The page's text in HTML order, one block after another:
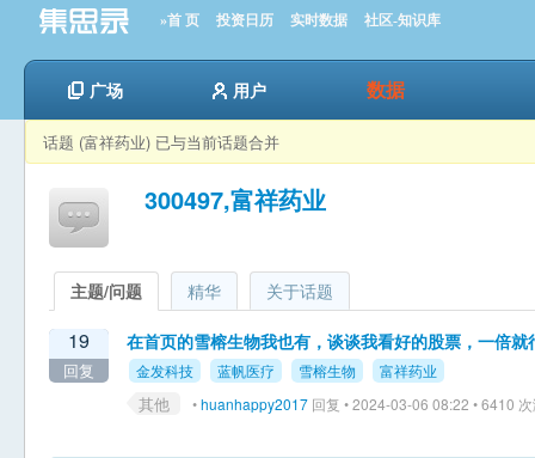
»首 页 投资日历 实时数据 社区-知识库
广场 用户 数据
话题 (富祥药业) 已与当前话题合并
300497,富祥药业
主题/问题 精华 关于话题
19
回复
在首页的雪榕生物我也有，谈谈我看好的股票，一倍就
金发科技 蓝帆医疗 雪榕生物 富祥药业
其他 •huanhappy2017 回复 • 2024-03-06 08:22 • 6410